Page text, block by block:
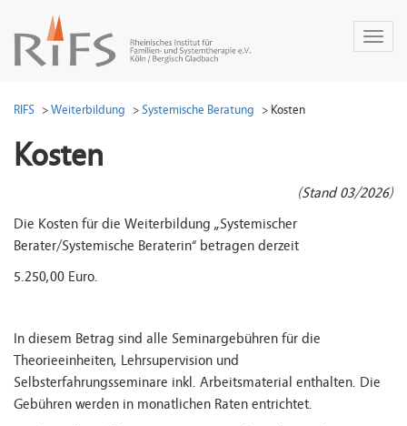
Toggle
RIFS Weiterbildung Systemische Beratung Kosten
Kosten
(Stand 03/2026)
Die Kosten für die Weiterbildung „Systemischer
Berater/Systemische Beraterin“ betragen derzeit
5.250,00 Euro.
In diesem Betrag sind alle Seminargebühren für die
Theorieeinheiten, Lehrsupervision und
Selbsterfahrungsseminare inkl. Arbeitsmaterial enthalten. Die
Gebühren werden in monatlichen Raten entrichtet.